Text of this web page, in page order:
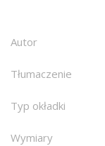
Autor
Tłumaczenie
Typ okładki
Wymiary